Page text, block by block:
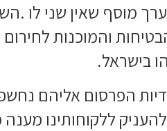
מוסף שאין שני לו
והמוכנות לחירום
בישראל.
הפרסום אליהם
ללקוחותינו